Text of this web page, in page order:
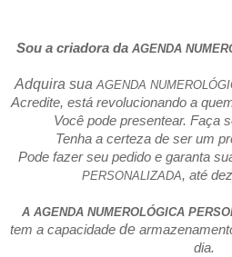
Sou a criadora da AGENDA
Adquira sua AGENDA
Acredite, está revolucionando a
Você pode presentear. Faça
Tenha a certeza de ser um
Pode fazer seu pedido e garanta
PERSONALIZADA, até
A AGENDA NUMEROLÓGICA
tem a capacidadede
dia.